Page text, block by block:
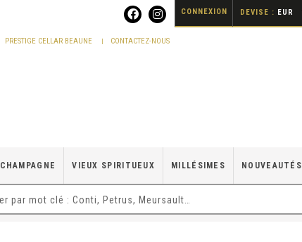
DEVISE : EUR
CONNEXION
PRESTIGE CELLAR BEAUNE CONTACTEZ-NOUS
CHAMPAGNE VIEUX SPIRITUEUX MILLÉSIMES NOUVEAUTÉS